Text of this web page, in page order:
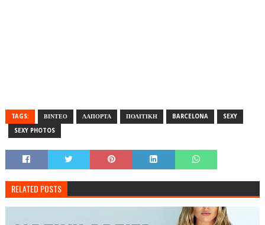
TAGS: ΒΙΝΤΕΟ ΛΑΠΟΡΤΑ ΠΟΛΙΤΙΚΗ BARCELONA SEXY
SEXY PHOTOS
RELATED POSTS